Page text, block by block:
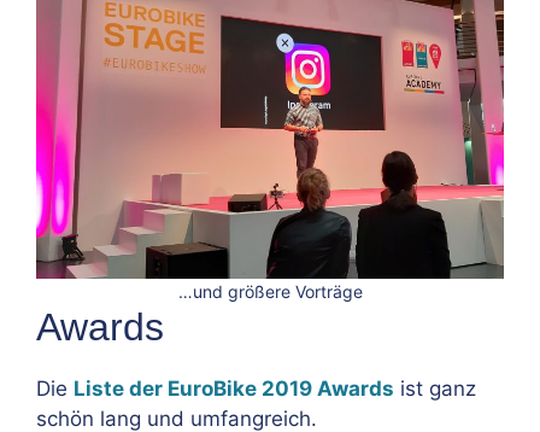
…und größere Vorträge
Awards
Die Liste der EuroBike 2019 Awards ist ganz
schön lang und umfangreich.